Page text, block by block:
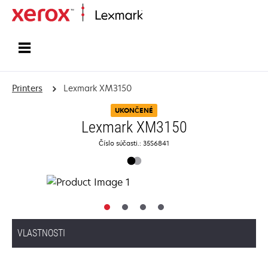
Printers Lexmark XM3150
UKONČENÉ
Lexmark XM3150
Číslo súčasti.: 35S6841
VLASTNOSTI